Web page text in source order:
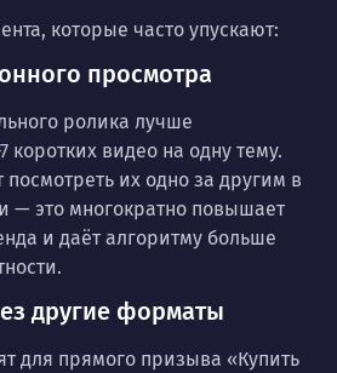
которые часто упускают:
просмотра
ролика лучше
коротких видео на одну тему.
их одно за другим в
— это многократно повышает
и даёт алгоритму больше
другие форматы
для прямого призыва «Купить